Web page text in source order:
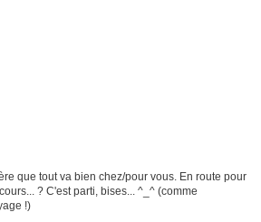
que tout va bien chez/pour vous. En route pour
? C'est parti, bises... ^_^ (comme
!)